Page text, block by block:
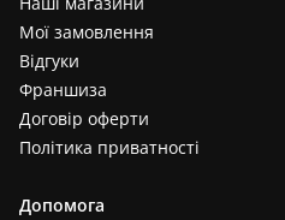
Мої замовлення
Відгуки
Франшиза
Договір оферти
Політика приватності
Допомога